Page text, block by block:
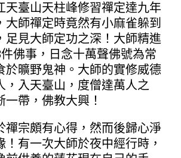
天臺山天柱峰修習禪定達九年
大師禪定時竟然有小麻雀躲到
足見大師定功之深！大師精進
佛事，日念十萬聲佛號為常
於曠野鬼神。大師的實修威德
，入天臺山，度僧達萬人之
帶，佛教大興！
禪宗頗有心得，然而後歸心淨
！有一次大師於夜中經行時，